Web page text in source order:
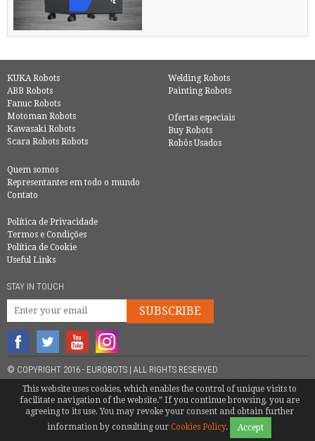
KUKA Robots
ABB Robots
Fanuc Robots
Motoman Robots
Kawasaki Robots
Scara Robots Robots
Welding Robots
Painting Robots
Ofertas especiais
Buy Robots
Robôs Usados
Quem somos
Representantes em todo o mundo
Contato
Política de Privacidade
Termos e Condições
Política de Cookie
Useful Links
STAY IN TOUCH
SUBSCRIBE
© COPYRIGHT 2016 - EUROBOTS | ALL RIGHTS RESERVED
TEL. +34 600 987 748 |MATTEOTENTI@EUROBOTS.NET
This website uses cookies, which enables the control of unique visits to
facilitate navigation of the website.” If you continue browsing, you are
agreeing to its use. You may revoke your consent and obtain further
information by consulting our Cookies Policy. Accept